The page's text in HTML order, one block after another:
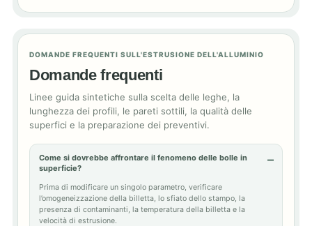
DOMANDE FREQUENTI SULL'ESTRUSIONE DELL'ALLUMINIO
Domande frequenti
Linee guida sintetiche sulla scelta delle leghe, la
lunghezza dei profili, le pareti sottili, la qualità delle
superfici e la preparazione dei preventivi.
Come si dovrebbe affrontare il fenomeno delle bolle in
superficie?
Prima di modificare un singolo parametro, verificare
l’omogeneizzazione della billetta, lo sfiato dello stampo, la
presenza di contaminanti, la temperatura della billetta e la
velocità di estrusione.